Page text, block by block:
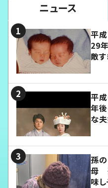
ニュース
平
29
敵す
平
年
な
孫
母
味し